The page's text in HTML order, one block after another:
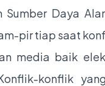
Daya
pir tiap saat
media baik
konflik